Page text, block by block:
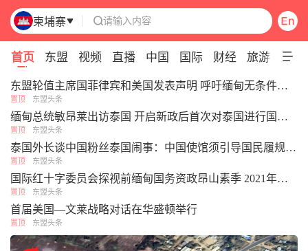
柬埔寨 请输入内容
首页 东盟 视频 直播 中国 国际 财经 旅游 专题
Pull down to refresh
东盟轮值主席国菲律宾和美国发表声明 呼吁缅甸无条件释放昂山素季
置顶 东盟头条
缅甸总统敏昂莱出访泰国 开启新政后首次对泰国进行国事访问
置顶 东盟头条
泰国外长谈中国粉丝泰国闹事：中国使馆须引导国民履规，切勿单方面护短
置顶 东盟头条
国际红十字委员会探视前缅甸国务资政昂山素季 2021年以来首次获确认私人会面
置顶 东盟头条
首届美国—文莱战略对话在华盛顿举行
置顶 东盟头条